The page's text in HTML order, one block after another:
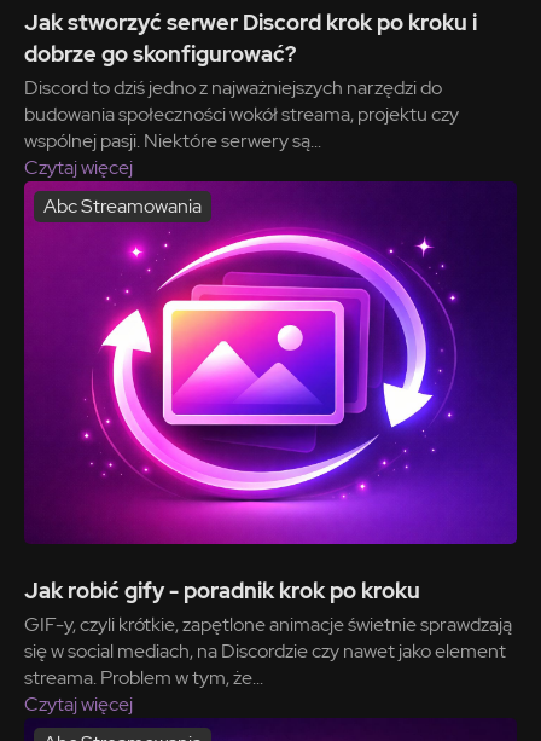
Jak stworzyć serwer Discord krok po kroku i
dobrze go skonfigurować?
Discord to dziś jedno z najważniejszych narzędzi do
budowania społeczności wokół streama, projektu czy
wspólnej pasji. Niektóre serwery są...
Czytaj więcej
Abc Streamowania
Jak robić gify - poradnik krok po kroku
GIF-y, czyli krótkie, zapętlone animacje świetnie sprawdzają
się w social mediach, na Discordzie czy nawet jako element
streama. Problem w tym, że...
Czytaj więcej